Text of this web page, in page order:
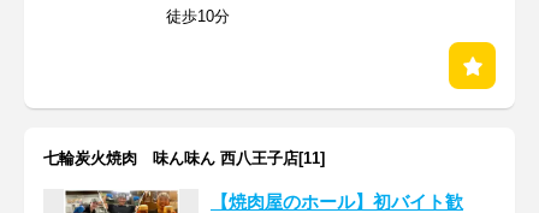
徒歩10分
七輪炭火焼肉 味ん味ん 西八王子店[11]
【焼肉屋のホール】初バイト歓